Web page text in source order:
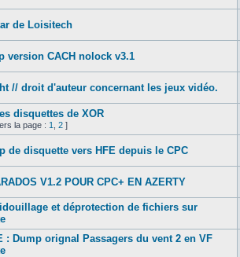
de Loisitech
version CACH nolock v3.1
// droit d'auteur concernant les jeux vidéo.
disquettes de XOR
la page : 1 2 ]
de disquette vers HFE depuis le CPC
V1.2 POUR CPC+ EN AZERTY
et déprotection de fichiers sur
: Dump orignal Passagers du vent 2 en VF